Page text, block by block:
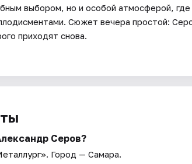
выбором, но и особой атмосферой, где
Сюжет вечера простой:
приходят снова.
Серов?
. Город — Самара.